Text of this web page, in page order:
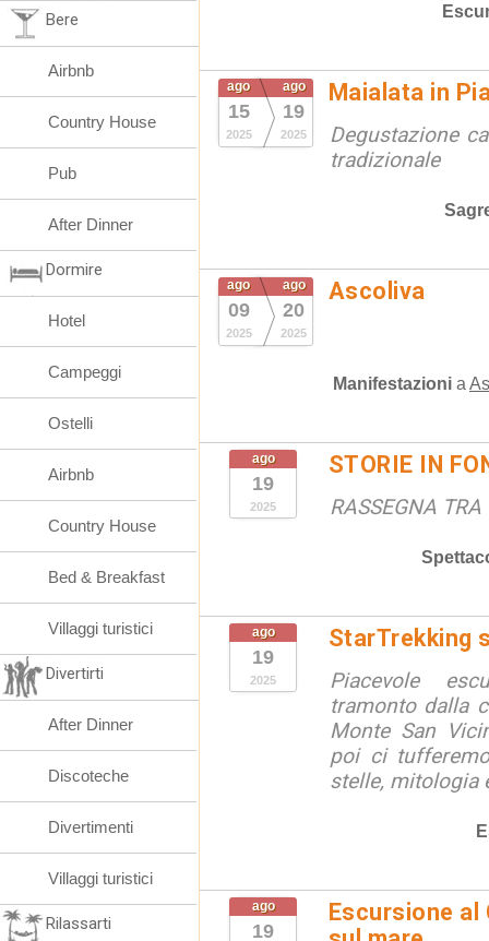
ago
15
2025
ago
19
2025
Maialata in
Degustazione
tradizionale
ago
09
2025
ago
20
2025
Ascoliva
Manifestazioni a
ago
19
2025
STORIE IN
RASSEGNA TRA
ago
19
2025
StarTrekking
Piacevole
tramonto dalla
Monte San
poi ci
stelle, mitologia
ago
19
Escursione al
Bere
Airbnb
Country House
Pub
After Dinner
Dormire
Hotel
Campeggi
Ostelli
Airbnb
Country House
Bed & Breakfast
Villaggi turistici
Divertirti
After Dinner
Discoteche
Divertimenti
Villaggi turistici
Rilassarti